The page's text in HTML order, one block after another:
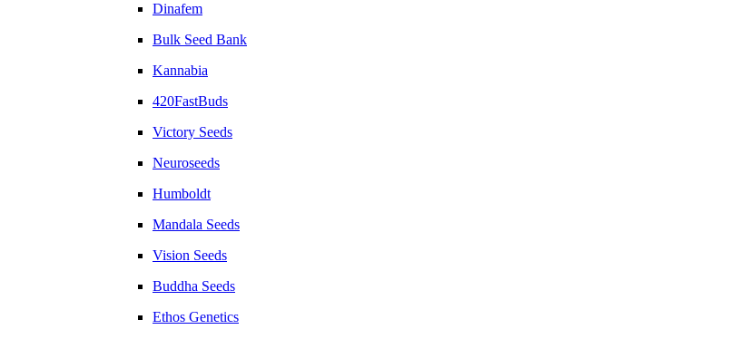
Dinafem
Bulk Seed Bank
Kannabia
420FastBuds
Victory Seeds
Neuroseeds
Humboldt
Mandala Seeds
Vision Seeds
Buddha Seeds
Ethos Genetics